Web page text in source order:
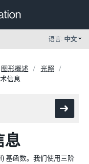
语言: 中文
图形概述
光照
信息
息
基函数。我们使用三阶